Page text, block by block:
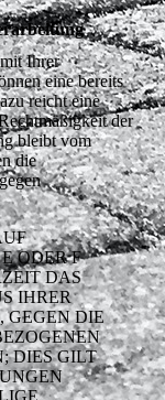
Ihrer
eine bereits
reicht eine
der
bleibt vom
die
ODER F
DAS
IHRER
GEGEN DIE
DIES GILT